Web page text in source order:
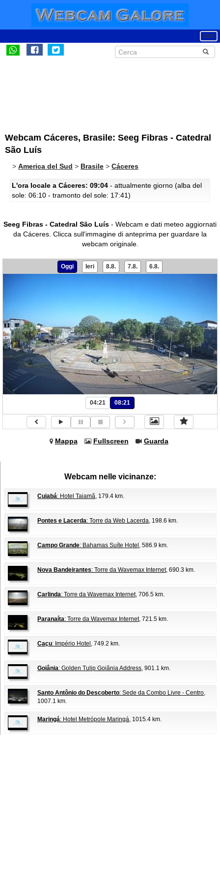
Webcam Cáceres, Brasile: Seeg Fibras - Catedral
São Luís
> America del Sud > Brasile > Cáceres
L'ora locale a Cáceres: 09:04 - attualmente giorno (alba del
sole: 06:10 - tramonto del sole: 17:41)
Seeg Fibras - Catedral São Luís - Webcam e dati meteo aggiornati
da Cáceres. Clicca sull'immagine di anteprima per guardare la
webcam originale.
Oggi Ieri 8.8. 7.8. 6.8.
04:21 08:21
Mappa Fullscreen Guarda
Webcam nelle vicinanze:
Cuiabá: Hotel Taiamã, 179.4 km.
Pontes e Lacerda: Torre da Web Lacerda, 198.6 km.
Campo Grande: Bahamas Suíte Hotel , 586.9 km.
Nova Bandeirantes: Torre da Wavemax Internet, 690.3 km.
Carlinda: Torre da Wavemax Internet, 706.5 km.
Paranaíta: Torre da Wavemax Internet, 721.5 km.
Caçu: Império Hotel , 749.2 km.
Goiânia: Golden Tulip Goiânia Address, 901.1 km.
Santo Antônio do Descoberto: Sede da Combo Livre - Centro,
1007.1 km.
Maringá: Hotel Metrópole Maringá, 1015.4 km.